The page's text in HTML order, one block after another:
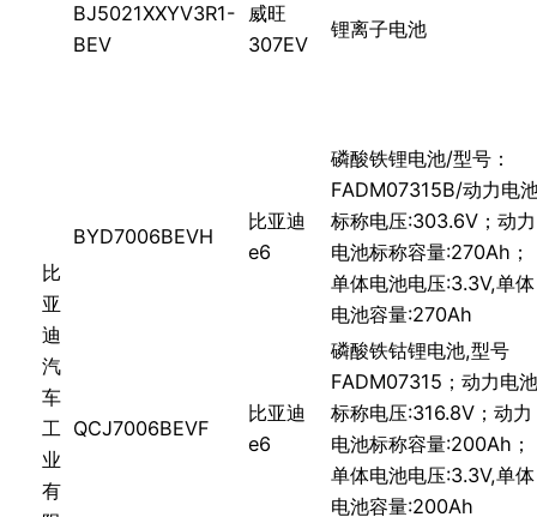
BJ5021XXYV3R1-
BEV
威旺
307EV
锂离子电池
比
亚
迪
汽
车
工
业
有
BYD7006BEVH
比亚迪
e6
磷酸铁锂电池/型号：
FADM07315B/动力电
标称电压:303.6V；动力
电池标称容量:270Ah；
单体电池电压:3.3V,单体
电池容量:270Ah
QCJ7006BEVF
比亚迪
e6
磷酸铁钴锂电池,型号
FADM07315；动力电池
标称电压:316.8V；动力
电池标称容量:200Ah；
单体电池电压:3.3V,单体
电池容量:200Ah